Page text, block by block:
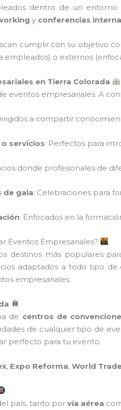
dentro de un
y conferencias
cumplir con su objetivo
empleados) o externos
en Tierra Colorada
eventos empresariales. A
a compartir
servicios: Perfectos para
donde profesionales de
de gala: Celebraciones para
: Enfocados en la
Eventos Empresariales?
destinos más populares
adaptados a todo tipo
empresariales:
de centros de
de cualquier tipo de
perfecto para tu evento.
, Expo Reforma, World
país, tanto por vía aérea